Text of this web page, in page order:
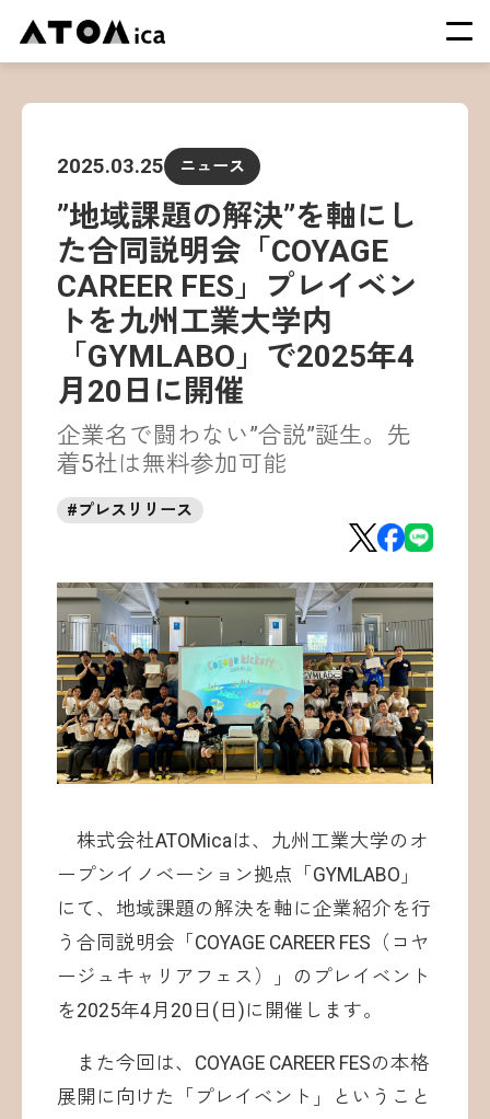
会社概要
サービス
運営施設一覧
ニュース
イベント
採用情報
お問い合わせ
©ATOMica Inc., All Rights Reserved.
2025.03.25 ニュース
”地域課題の解決”を軸にし
た合同説明会「COYAGE
CAREER FES」プレイベン
トを九州工業大学内
「GYMLABO」で2025年4
月20日に開催
企業名で闘わない”合説”誕生。先
着5社は無料参加可能
#プレスリリース
株式会社ATOMicaは、九州工業大学のオ
ープンイノベーション拠点「GYMLABO」
にて、地域課題の解決を軸に企業紹介を行
う合同説明会「COYAGE CAREER FES（コヤ
ージュキャリアフェス）」のプレイベント
を2025年4月20日(日)に開催します。
また今回は、COYAGE CAREER FESの本格
展開に向けた「プレイベント」ということ